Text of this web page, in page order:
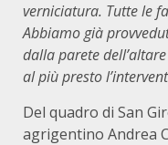
verniciatura. Tutte le
Abbiamo già
dalla parete
al più presto
Del quadro di San
agrigentino Andrea